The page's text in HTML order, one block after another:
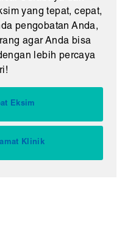
yang tepat, cepat,
pengobatan Anda,
agar Anda bisa
lebih percaya
Eksim
Klinik